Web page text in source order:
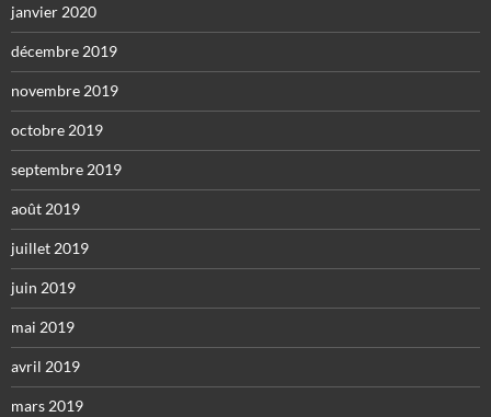
janvier 2020
décembre 2019
novembre 2019
octobre 2019
septembre 2019
août 2019
juillet 2019
juin 2019
mai 2019
avril 2019
mars 2019